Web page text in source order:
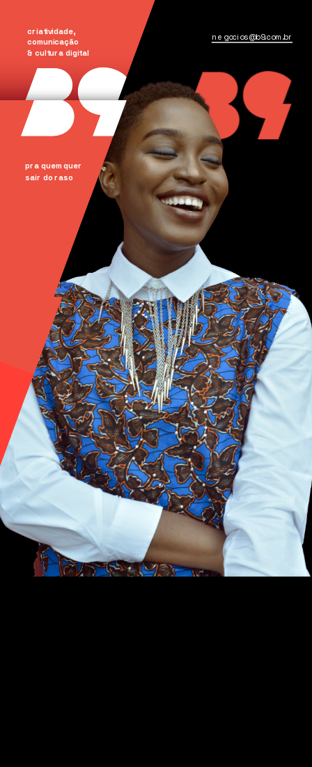
criatividade,
comunicação
& cultura digital
pra quem quer
sair do raso
negocios@b9.com.br